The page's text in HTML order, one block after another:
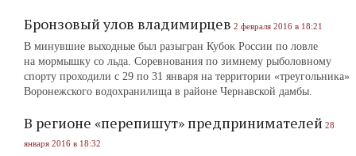
Бронзовый улов владимирцев 2 февраля 2016 в 18:21
В минувшие выходные был разыгран Кубок России по ловле
на мормышку со льда. Соревнования по зимнему рыболовному
спорту проходили с 29 по 31 января на территории «треугольника»
Воронежского водохранилища в районе Чернавской дамбы.
В регионе «перепишут» предпринимателей 28
января 2016 в 18:32